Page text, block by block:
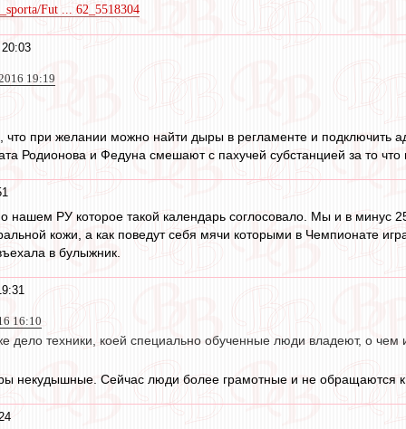
Fut ... 62_5518304
19:19
что при желании можно найти дыры в регламенте и подключить
Родионова и Федуна смешают с пахучей субстанцией за то что
нашем РУ которое такой календарь соглосовало. Мы и в минус
кожи, а как поведут себя мячи которыми в Чемпионате
в булыжник.
16:10
дело техники, коей специально обученные люди владеют, о
некудышные. Сейчас люди более грамотные и не обращаются к